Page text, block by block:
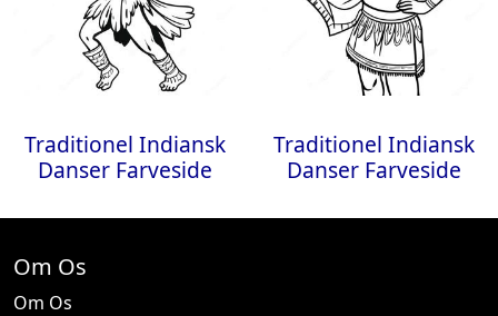
Traditionel Indiansk
Danser Farveside
Traditionel Indiansk
Danser Farveside
Om Os
Om Os